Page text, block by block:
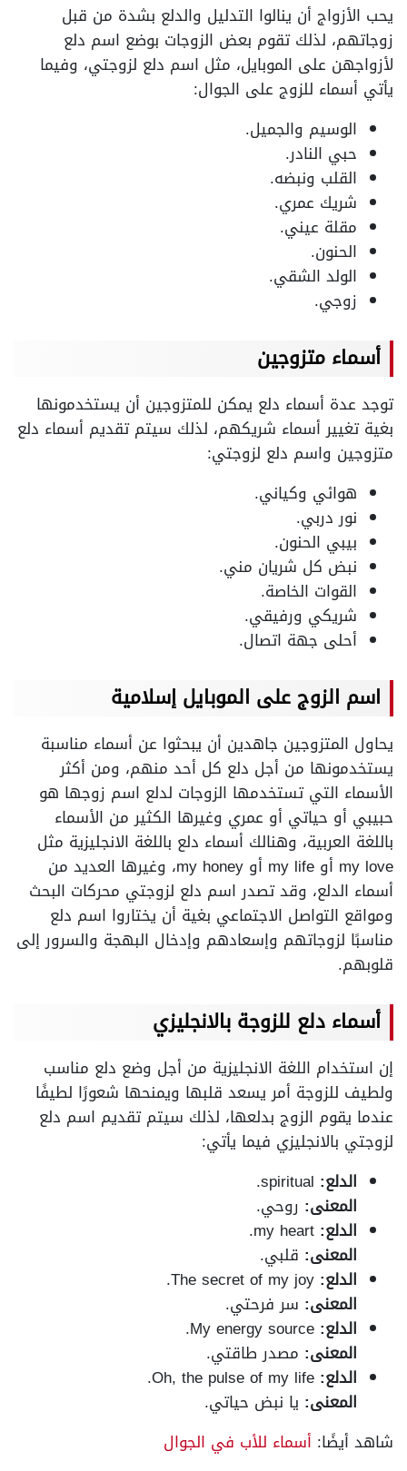
يحب الأزواج أن ينالوا التدليل والدلع بشدة من قبل
زوجاتهم، لذلك تقوم بعض الزوجات بوضع اسم دلع
لأزواجهن على الموبايل، مثل اسم دلع لزوجتي، وفيما
يأتي أسماء للزوج على الجوال:
الوسيم والجميل.
حبي النادر.
القلب ونبضه.
شريك عمري.
مقلة عيني.
الحنون.
الولد الشقي.
زوجي.
أسماء متزوجين
توجد عدة أسماء دلع يمكن للمتزوجين أن يستخدمونها
بغية تغيير أسماء شريكهم، لذلك سيتم تقديم أسماء دلع
متزوجين واسم دلع لزوجتي:
هوائي وكياني.
نور دربي.
بيبي الحنون.
نبض كل شريان مني.
القوات الخاصة.
شريكي ورفيقي.
أحلى جهة اتصال.
اسم الزوج على الموبايل إسلامية
يحاول المتزوجين جاهدين أن يبحثوا عن أسماء مناسبة
يستخدمونها من أجل دلع كل أحد منهم، ومن أكثر
الأسماء التي تستخدمها الزوجات لدلع اسم زوجها هو
حبيبي أو حياتي أو عمري وغيرها الكثير من الأسماء
باللغة العربية، وهنالك أسماء دلع باللغة الانجليزية مثل
my love أو my life أو my honey، وغيرها العديد من
أسماء الدلع، وقد تصدر اسم دلع لزوجتي محركات البحث
ومواقع التواصل الاجتماعي بغية أن يختاروا اسم دلع
مناسبًا لزوجاتهم وإسعادهم وإدخال البهجة والسرور إلى
قلوبهم.
أسماء دلع للزوجة بالانجليزي
إن استخدام اللغة الانجليزية من أجل وضع دلع مناسب
ولطيف للزوجة أمر يسعد قلبها ويمنحها شعورًا لطيفًا
عندما يقوم الزوج بدلعها، لذلك سيتم تقديم اسم دلع
لزوجتي بالانجليزي فيما يأتي:
الدلع:
المعنى: روحي.
الدلع:
المعنى: قلبي.
الدلع:
المعنى: سر فرحتي.
الدلع:
المعنى: مصدر طاقتي.
الدلع:
المعنى: يا نبض حياتي.
شاهد أيضًا: أسماء للأب في الجوال